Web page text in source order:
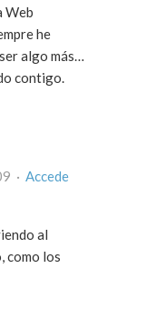
Web
he
algo más…
contigo.
Me2 en mayo 27, 2009 · Accede
al
como los